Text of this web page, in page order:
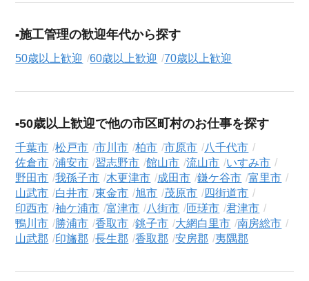
施工管理の歓迎年代から探す
50歳以上歓迎 60歳以上歓迎 70歳以上歓迎
50歳以上歓迎で他の市区町村のお仕事を探す
千葉市 松戸市 市川市 柏市 市原市
八千代市
佐倉市
浦安市 習志野市 館山市 流山市
いすみ市
野田市
我孫子市 木更津市 成田市 鎌ケ谷市
富里市
山武市
白井市 東金市 旭市 茂原市
四街道市
印西市
袖ケ浦市 富津市 八街市 匝瑳市
君津市
鴨川市
勝浦市 香取市 銚子市 大網白里市
南房総市
山武郡
印旛郡 長生郡 香取郡 安房郡 夷隅郡